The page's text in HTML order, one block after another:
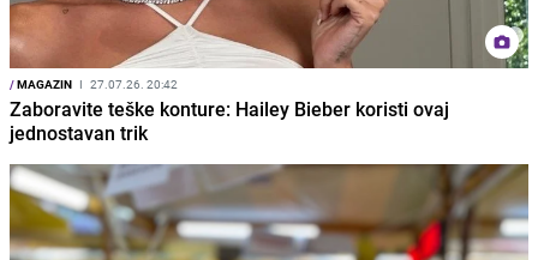
/MAGAZIN I 27.07.26. 20:42
Zaboravite teške konture: Hailey Bieber koristi ovaj
jednostavan trik